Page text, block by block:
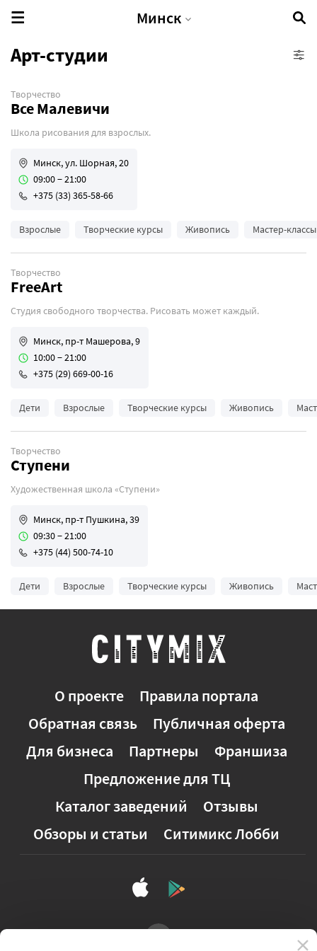
Минск
IT-школы
Кулинарные курсы
Развивающие курсы
Творческие курсы
Языковые курсы
Арт-студии
Творчество
Все Малевичи
Школа рисования для взрослых.
Минск, ул. Шорная, 20
09:00 − 21:00
+375 (33) 365-58-66
Взрослые Творческие курсы Живопись Мастер-классы
Творчество
FreeArt
Студия свободного творчества. Рисовать может каждый.
Минск, пр-т Машерова, 9
10:00 − 21:00
+375 (29) 669-00-16
Дети Взрослые Творческие курсы Живопись
Творчество
Ступени
Художественная школа «Ступени»
Минск, пр-т Пушкина, 39
09:30 − 21:00
+375 (44) 500-74-10
Дети Взрослые Творческие курсы Живопись
О проекте
Правила портала
Обратная связь
Публичная оферта
Для бизнеса
Партнеры
Франшиза
Предложение для ТЦ
Каталог заведений
Отзывы
Обзоры и статьи
Ситимикс Лобби